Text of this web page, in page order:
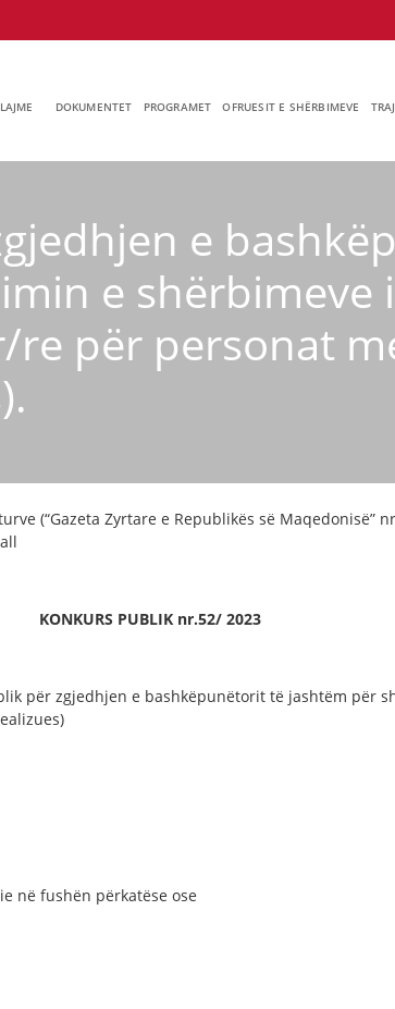
LAJME DOKUMENTET PROGRAMET OFRUESIT E SHËRBIMEVE
e
e shërbimeve
për personat
(“Gazeta Zyrtare e Republikës së Maqedonisë”
KONKURS PUBLIK nr.52/ 2023
për zgjedhjen e bashkëpunëtorit të jashtëm për
në fushën përkatëse ose